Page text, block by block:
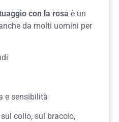
con la rosa è un
da molti uomini per
e sensibilità
collo, sul braccio,